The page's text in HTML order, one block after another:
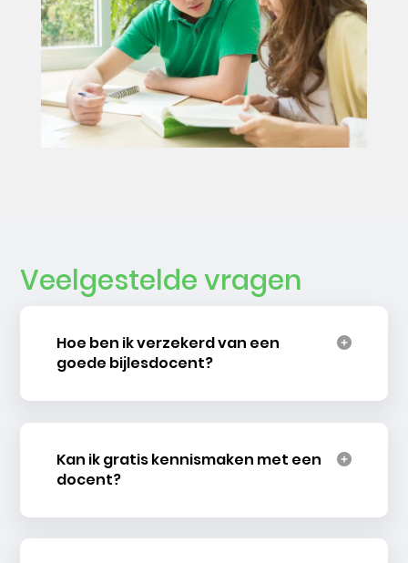
Veelgestelde vragen
Hoe ben ik verzekerd van een
goede bijlesdocent?
Kan ik gratis kennismaken met een
docent?